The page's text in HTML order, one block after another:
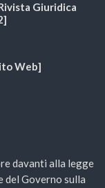
Giuridica
Web]
davanti alla legge
del Governo sulla